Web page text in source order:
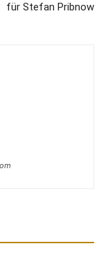
für Stefan Pribnow